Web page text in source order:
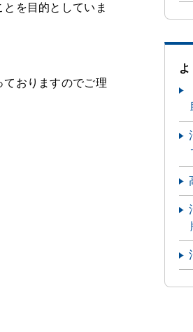
を目的としていま
おりますのでご理